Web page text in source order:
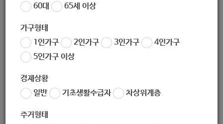
60대
65세 이상
가구형태
1인가구
2인가구 3인가구
4인가구
5인가구 이상
경제상황
일반
기초생활수급자 차상위계층
주거형태
[ 한가위 마실 자동차극장 운영 ]
○ 상영일 : 9. 29.(화) ~ 9. 30.(수), 10. 2.(금) ~ 10. 4.(일)
○ 상영 시간 : 19:30 ~
○ 장소 : 노해근린공원
○ 참여 인원 : 날짜별 차량 1대 기준 선착순 100대 마감
○ 문의 : 노원문화재단 02-2289-3465
○ 홈페이지 바로가기 :